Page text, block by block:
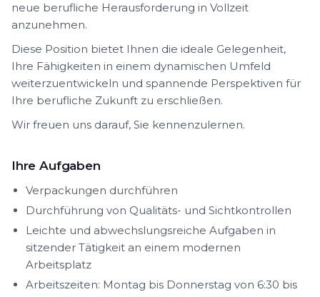
neue berufliche Herausforderung in Vollzeit
anzunehmen.
Diese Position bietet Ihnen die ideale Gelegenheit,
Ihre Fähigkeiten in einem dynamischen Umfeld
weiterzuentwickeln und spannende Perspektiven für
Ihre berufliche Zukunft zu erschließen.
Wir freuen uns darauf, Sie kennenzulernen.
Ihre Aufgaben
Verpackungen durchführen
Durchführung von Qualitäts- und Sichtkontrollen
Leichte und abwechslungsreiche Aufgaben in
sitzender Tätigkeit an einem modernen
Arbeitsplatz
Arbeitszeiten: Montag bis Donnerstag von 6:30 bis